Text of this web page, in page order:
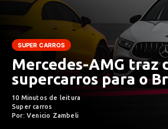
SUPER CARROS
Mercedes-AMG traz
supercarros para o
10 Minutos de leitura
Super carros
Por: Venicio Zambeli